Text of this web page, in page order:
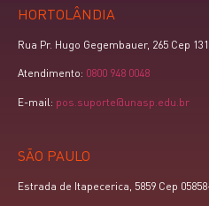
HORTOLÂNDIA
Rua Pr. Hugo Gegembauer, 265 Cep
Atendimento: 0800 948 0048
E-mail: pos.suporte@unasp.edu.br
SÃO PAULO
Estrada de Itapecerica, 5859 Cep